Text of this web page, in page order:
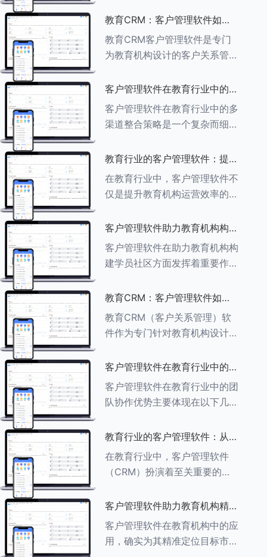
用。以下是对客户管理软件在教
育行业中学员反馈循环机制的详
细分析： ###一、学员反馈循
环机制
教育CRM：客户管理软件如何
助力教育机构实现可持续发展
教育CRM客户管理软件是专门
为教育机构设计的客户关系管理
家长、教师及其他相关方的互
动，对教育机构实现可持续发展
具有重要意义。以下是教育
CRM如何助力教育
客户管理软件在教育行业中的多
渠道整合策略
客户管理软件在教育行业中的多
渠道整合策略是一个复杂而细致
多种渠道，提升教育机构的市场
竞争力、客户满意度和运营效
率。以下是对这一策略的具体分
析： ###
教育行业的客户管理软件：提升
家长参与度的关键
在教育行业中，客户管理软件不
仅是提升教育机构运营效率的重
促进家校合作的关键。以下将详
细探讨如何通过教育行业的客户
管理软件来提升家长的参与度。
###
客户管理软件助力教育机构构建
学员社区
客户管理软件在助力教育机构构
建学员社区方面发挥着重要作
述其助力作用： ###一、学员
信息管理 客户管理软件具备强
大的学员信息管理功能，能够集
中存储
教育CRM：客户管理软件如何
增强教育品牌影响力
教育CRM（客户关系管理）软
件作为专门针对教育机构设计的
影响力方面发挥着重要作用。以
下详细分析教育CRM软件如何
助力提升教育品牌影响力：
###一、
客户管理软件在教育行业中的团
队协作优势
客户管理软件在教育行业中的团
队协作优势主要体现在以下几个
与共享 客户管理软件作为强大
的信息存储库，能够整合并记录
学生的基本信息（如姓名、年
龄、联
教育行业的客户管理软件：从招
生到毕业的全方位管理
在教育行业中，客户管理软件
（CRM）扮演着至关重要的角
全方位管理，提升教育机构的管
理效率和学员满意度。以下是一
些适合教育行业的CRM软件及
其功能特点：
客户管理软件助力教育机构精准
定位目标市场
客户管理软件在教育机构中的应
用，确实为其精准定位目标市场